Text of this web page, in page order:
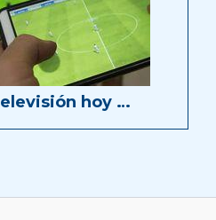
hoy …